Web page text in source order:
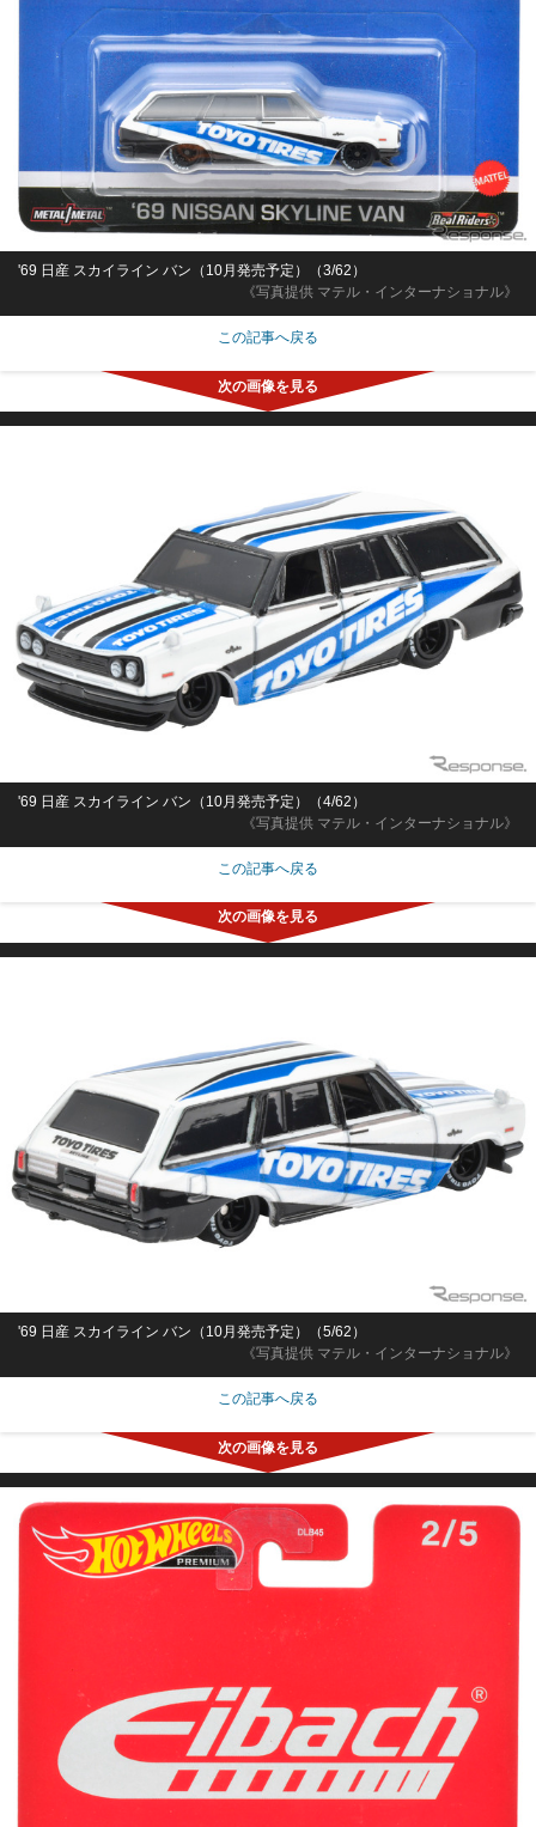
《写真提供 マテル・インターナショナル》
'69 日産 スカイライン バン（10月発売予定）（3/62）
この記事へ戻る
《写真提供 マテル・インターナショナル》
'69 日産 スカイライン バン（10月発売予定）（4/62）
この記事へ戻る
《写真提供 マテル・インターナショナル》
'69 日産 スカイライン バン（10月発売予定）（5/62）
この記事へ戻る